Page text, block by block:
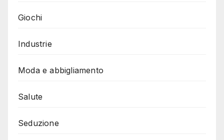
Giochi
Industrie
Moda e abbigliamento
Salute
Seduzione